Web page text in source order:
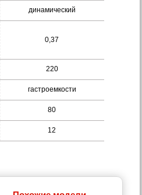
динамический
0,37
220
гастроемкости
80
12